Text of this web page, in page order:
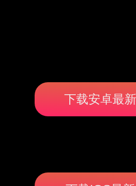
下载安卓最